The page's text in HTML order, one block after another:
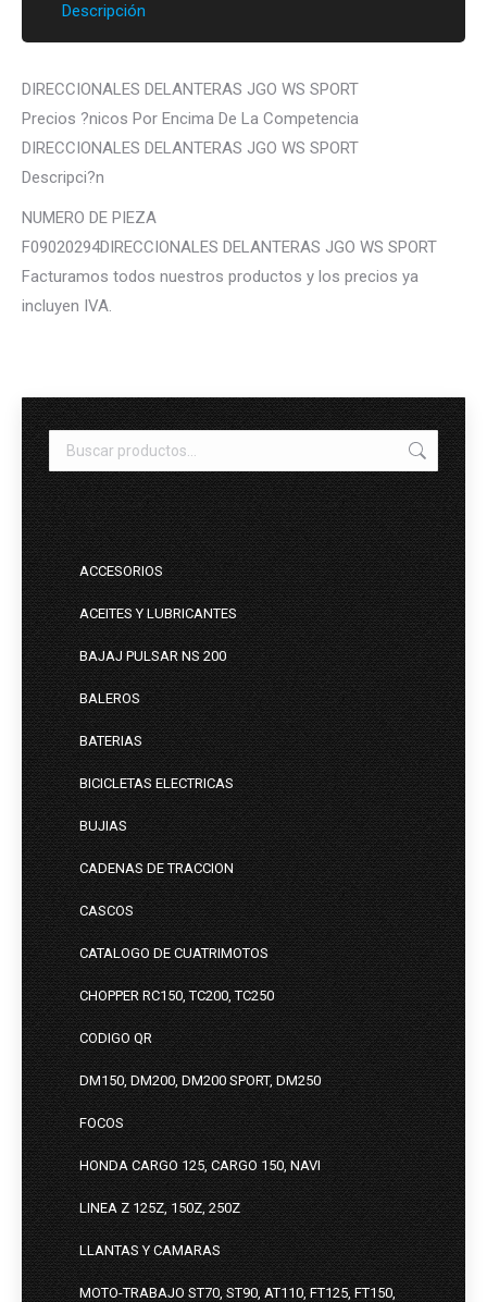
Descripción
DIRECCIONALES DELANTERAS JGO WS SPORT
Precios ?nicos Por Encima De La Competencia
DIRECCIONALES DELANTERAS JGO WS SPORT
Descripci?n
NUMERO DE PIEZA
F09020294DIRECCIONALES DELANTERAS JGO WS SPORT
Facturamos todos nuestros productos y los precios ya
incluyen IVA.
ACCESORIOS
ACEITES Y LUBRICANTES
BAJAJ PULSAR NS 200
BALEROS
BATERIAS
BICICLETAS ELECTRICAS
BUJIAS
CADENAS DE TRACCION
CASCOS
CATALOGO DE CUATRIMOTOS
CHOPPER RC150, TC200, TC250
CODIGO QR
DM150, DM200, DM200 SPORT, DM250
FOCOS
HONDA CARGO 125, CARGO 150, NAVI
LINEA Z 125Z, 150Z, 250Z
LLANTAS Y CAMARAS
MOTO-TRABAJO ST70, ST90, AT110, FT125, FT150,